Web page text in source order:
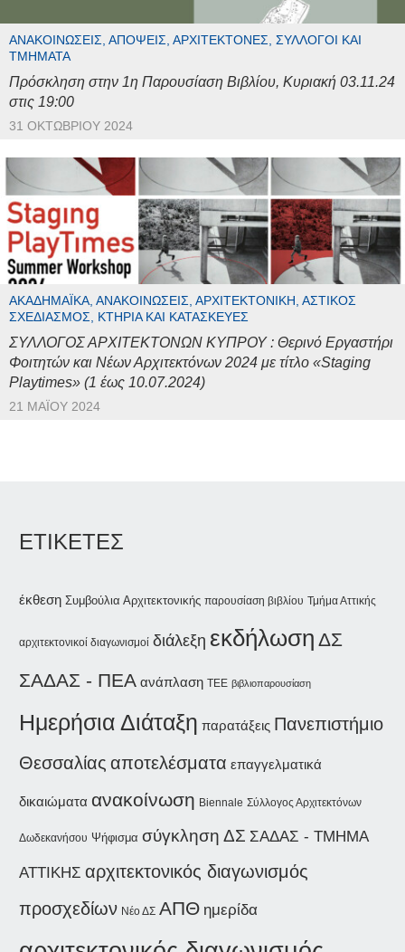
ΑΝΑΚΟΙΝΏΣΕΙΣ, ΑΠΌΨΕΙΣ, ΑΡΧΙΤΈΚΤΟΝΕΣ, ΣΎΛΛΟΓΟΙ ΚΑΙ
ΤΜΉΜΑΤΑ
Πρόσκληση στην 1η Παρουσίαση Βιβλίου, Κυριακή 03.11.24
στις 19:00
31 ΟΚΤΩΒΡΊΟΥ 2024
ΑΚΑΔΗΜΑΪΚΆ, ΑΝΑΚΟΙΝΏΣΕΙΣ, ΑΡΧΙΤΕΚΤΟΝΙΚΉ, ΑΣΤΙΚΌΣ
ΣΧΕΔΙΑΣΜΌΣ, ΚΤΉΡΙΑ ΚΑΙ ΚΑΤΑΣΚΕΥΈΣ
ΣΥΛΛΟΓΟΣ ΑΡΧΙΤΕΚΤΟΝΩΝ ΚΥΠΡΟΥ : Θερινό Εργαστήρι
Φοιτητών και Νέων Αρχιτεκτόνων 2024 με τίτλο «Staging
Playtimes» (1 έως 10.07.2024)
21 ΜΑΪ́ΟΥ 2024
ΕΤΙΚΕΤΕΣ
έκθεση Συμβούλια Αρχιτεκτονικής παρουσίαση βιβλίου Τμήμα Αττικής
αρχιτεκτονικοί διαγωνισμοί διάλεξη εκδήλωση ΔΣ
ΣΑΔΑΣ - ΠΕΑ ανάπλαση ΤΕΕ βιβλιοπαρουσίαση
Ημερήσια Διάταξη παρατάξεις Πανεπιστήμιο
Θεσσαλίας αποτελέσματα επαγγελματικά
δικαιώματα ανακοίνωση Biennale Σύλλογος Αρχιτεκτόνων
Δωδεκανήσου Ψήφισμα σύγκληση ΔΣ ΣΑΔΑΣ - ΤΜΗΜΑ
ΑΤΤΙΚΗΣ αρχιτεκτονικός διαγωνισμός
προσχεδίων Νέο ΔΣ ΑΠΘ ημερίδα